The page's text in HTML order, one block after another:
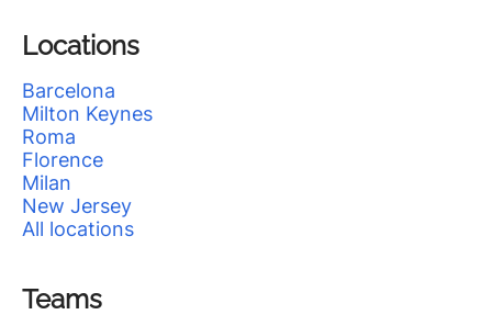
Locations
Barcelona
Milton Keynes
Roma
Florence
Milan
New Jersey
All locations
Teams